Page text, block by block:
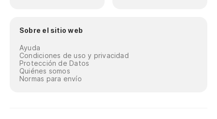
Sobre el sitio web
Ayuda
Condiciones de uso y privacidad
Protección de Datos
Quiénes somos
Normas para envío